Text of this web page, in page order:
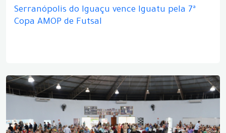
Serranópolis do Iguaçu vence Iguatu pela 7ª
Copa AMOP de Futsal